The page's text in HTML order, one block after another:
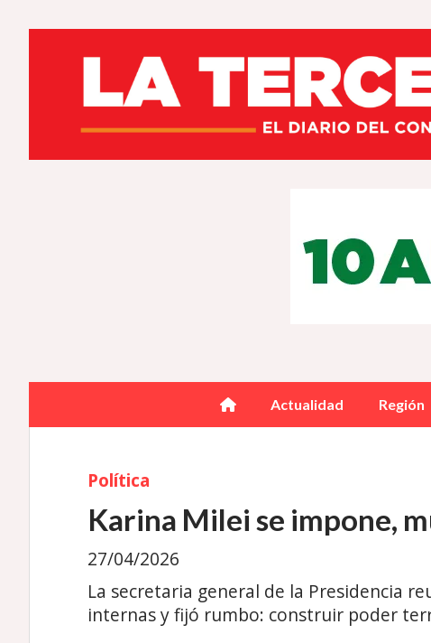
Actualidad Región
Karina Milei se impone,
La secretaria general de la Presidencia
internas y fijó rumbo: construir poder
Política
27/04/2026